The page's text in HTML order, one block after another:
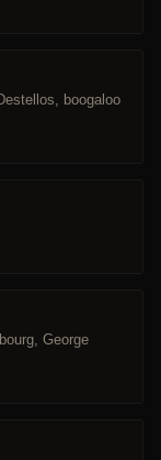
boogaloo
George